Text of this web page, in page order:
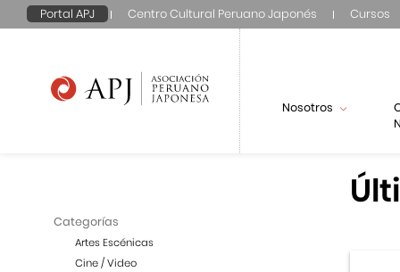
Portal APJ Centro Cultural Peruano Japonés Cursos
Nosotros
Categorías
Artes Escénicas
Cine / Video